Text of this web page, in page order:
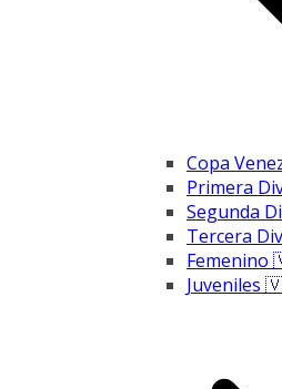
Copa
Primera
Segunda
Tercera
Juveniles